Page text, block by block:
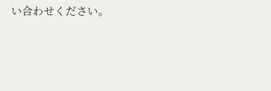
い合わせください。